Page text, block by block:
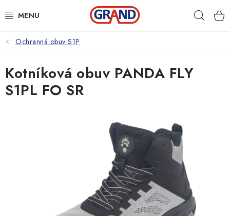
na
AKČNÍ NABÍDKA
PRACOVNÍ OBUV
PRACOVNÍ RUKAVICE
Ochranná obuv S1P
Kotníková obuv PANDA FLY
S1PL FO SR